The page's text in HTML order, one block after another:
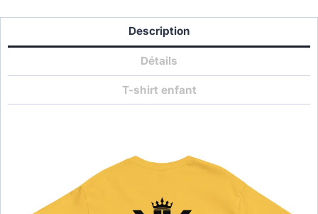
Description
Détails
T-shirt enfant